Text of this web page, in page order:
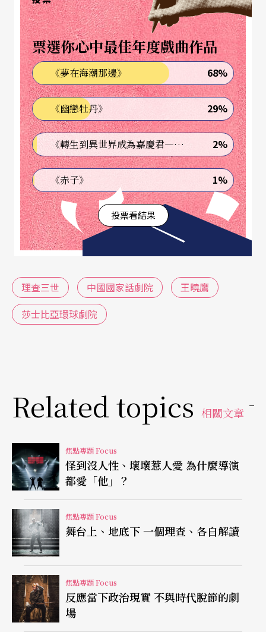
程式的轉化和挪用、說書人式的講述，加上原本強
有力的台詞，觀眾看到的是戲劇和演員表演而非裝
飾。
王曉鷹是一九八○年代實驗戲劇風潮中崛起的知名
導演，現為中國國家話劇院副院長。他的《理查三
世》是應環球劇院所策劃之「GLOBE to GLOBE—從
環球到全球」戲劇節邀請而製作。在這樣的文化奧
林匹克競技場中，展示各國獨特文化，自然是演出
的主要策略，王曉鷹也不例外。根據他的自述，在
「時空四維、視聽一體的中國式演劇結構」的創作
基礎下，使用「中國戲曲、中國服飾、中國面具、
導演上，王曉鷹採用戲曲一桌二椅的時空概念及戲
曲程式手段（如龍套、報子、趟馬、走矮子步
曲的「守舊」（戲曲舞台布帳），上有當代藝術家
徐冰獨特發明的英文方塊字。
有趣的是，當中國劇組抵達倫敦才發現早於四十天
前出發的服裝布景，因天候無法運到，只好緊急向
環球劇院商借道具樂器，並趕製黑袍，演員在無化
妝、頭飾、布景下演出。但不得不說，對比我看到
的另外兩個版本影像記錄——北京首都劇場版及環
球劇院有服裝布景版——這個沒有華麗服裝布景的
演出無疑是最為出色的，使我聯想起世阿彌所說之
「內心感受到十分但只應表現七分」的少即多美
學。英國《衛報》劇評給予該劇四星的高評價，正
票選你心中最佳年度戲曲作品
《夢在海潮那邊》 68%
《幽戀牡丹》 29%
《轉生到異世界成為嘉慶君—發現我的祖先是詐騙集團!?》 2%
《赤子》 1%
投票看結果
理查三世 中國國家話劇院
王曉鷹
莎士比亞環球劇院
Related topics 相關文章
焦點專題 Focus
怪到沒人性、壞壞惹人愛 為什麼導演
都愛「他」？
焦點專題 Focus
舞台上、地底下 一個理查、各自解讀
焦點專題 Focus
反應當下政治現實 不與時代脫節的劇
場